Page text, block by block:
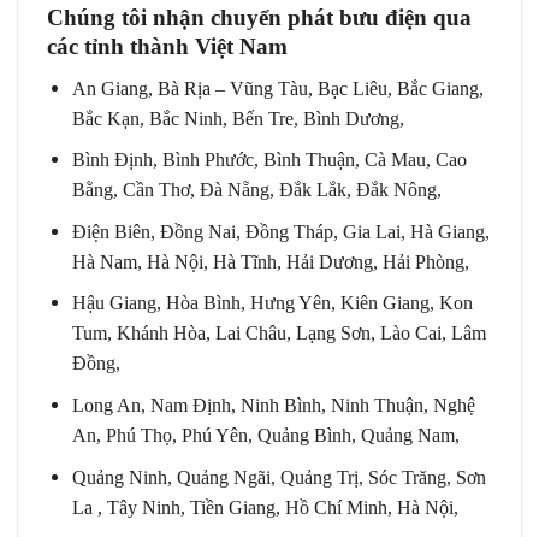
Chúng tôi nhận chuyển phát bưu điện qua
các tỉnh thành Việt Nam
An Giang, Bà Rịa – Vũng Tàu, Bạc Liêu, Bắc Giang,
Bắc Kạn, Bắc Ninh, Bến Tre, Bình Dương,
Bình Định, Bình Phước, Bình Thuận, Cà Mau, Cao
Bằng, Cần Thơ, Đà Nẵng, Đắk Lắk, Đắk Nông,
Điện Biên, Đồng Nai, Đồng Tháp, Gia Lai, Hà Giang,
Hà Nam, Hà Nội, Hà Tĩnh, Hải Dương, Hải Phòng,
Hậu Giang, Hòa Bình, Hưng Yên, Kiên Giang, Kon
Tum, Khánh Hòa, Lai Châu, Lạng Sơn, Lào Cai, Lâm
Đồng,
Long An, Nam Định, Ninh Bình, Ninh Thuận, Nghệ
An, Phú Thọ, Phú Yên, Quảng Bình, Quảng Nam,
Quảng Ninh, Quảng Ngãi, Quảng Trị, Sóc Trăng, Sơn
La , Tây Ninh, Tiền Giang, Hồ Chí Minh, Hà Nội,